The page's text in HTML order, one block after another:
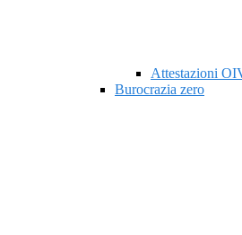
Attestazioni
Burocrazia zero